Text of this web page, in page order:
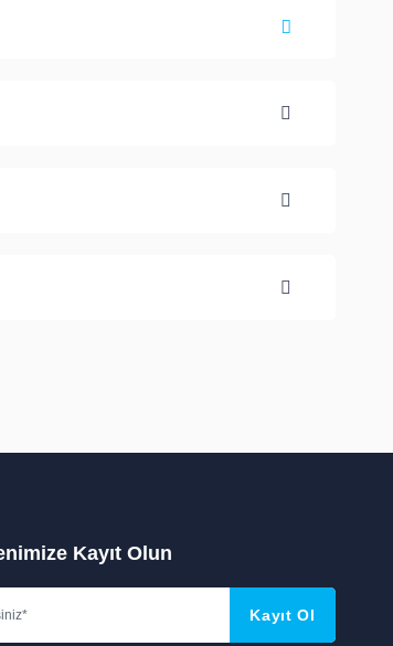
Kayıt Olun
Kayıt Ol